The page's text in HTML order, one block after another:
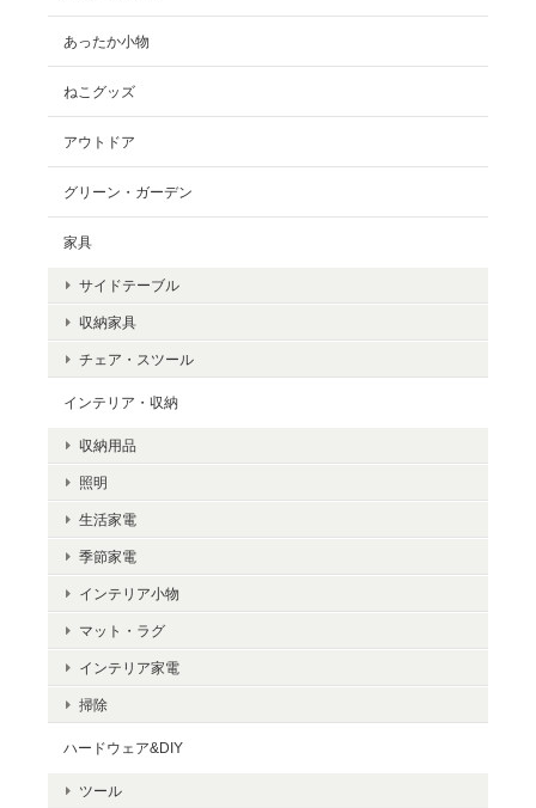
あったか小物
ねこグッズ
アウトドア
グリーン・ガーデン
家具
サイドテーブル
収納家具
チェア・スツール
インテリア・収納
収納用品
照明
生活家電
季節家電
インテリア小物
マット・ラグ
インテリア家電
掃除
ハードウェア&DIY
ツール